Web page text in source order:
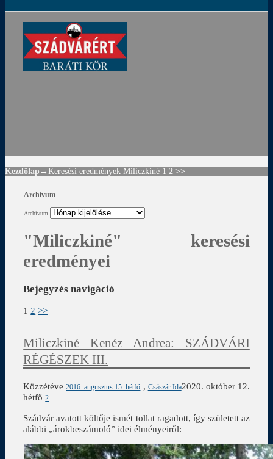
Kezdőlap →Keresési eredmények Miliczkiné 1 2 >>
Archívum
Archívum
"Miliczkiné"
keresési
eredményei
Bejegyzés navigáció
1 2 >>
Miliczkiné Kenéz Andrea: SZÁDVÁRI
RÉGÉSZEK III.
Közzétéve2016. augusztus 15. hétfő , Császár Ida2020. október 12.
hétfő 2
Szádvár avatott költője ismét tollat ragadott, így született az
alábbi „árokbeszámoló” idei élményeiről: